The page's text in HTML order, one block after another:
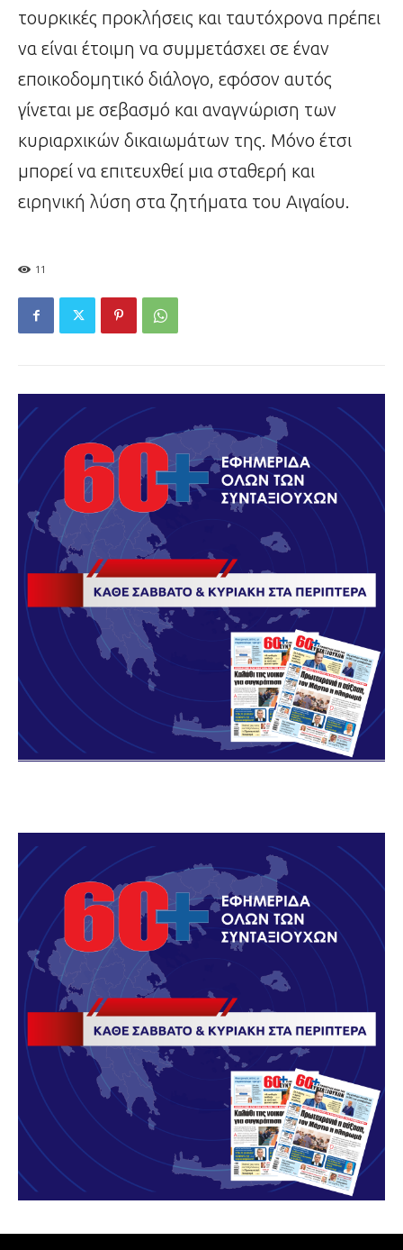
τουρκικές προκλήσεις και ταυτόχρονα πρέπει
να είναι έτοιμη να συμμετάσχει σε έναν
εποικοδομητικό διάλογο, εφόσον αυτός
γίνεται με σεβασμό και αναγνώριση των
κυριαρχικών δικαιωμάτων της. Μόνο έτσι
μπορεί να επιτευχθεί μια σταθερή και
ειρηνική λύση στα ζητήματα του Αιγαίου.
11